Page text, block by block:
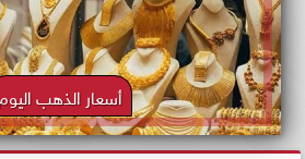
أسعار الذهب